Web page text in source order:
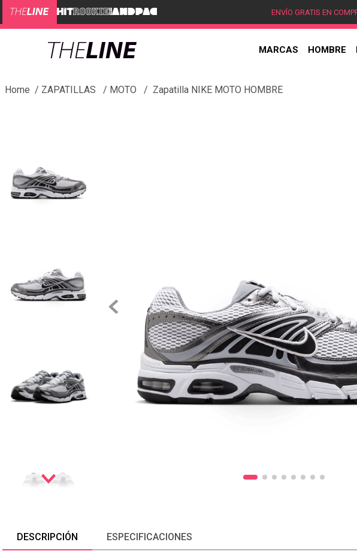
ENVÍO GRATIS EN
MARCAS HOMBRE
ZAPATILLAS MOTO Zapatilla NIKE MOTO HOMBRE
DESCRIPCIÓN ESPECIFICACIONES